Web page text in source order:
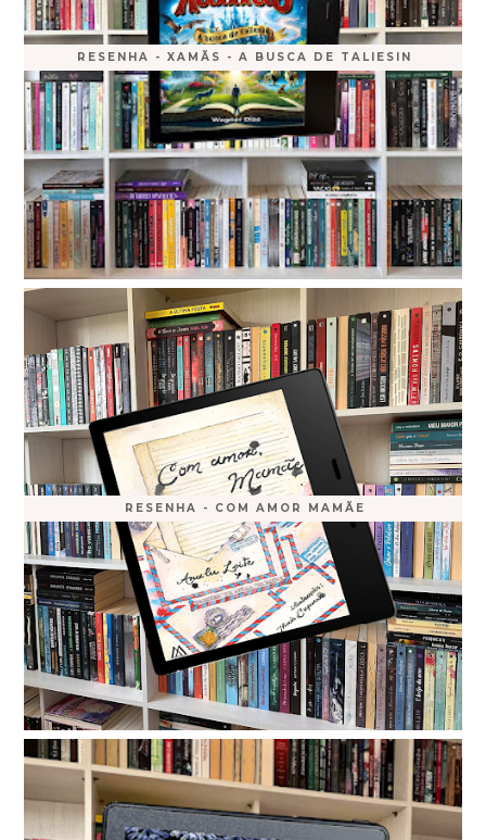
RESENHA - XAMÃS - A BUSCA DE TALIESIN
RESENHA - COM AMOR MAMÃE